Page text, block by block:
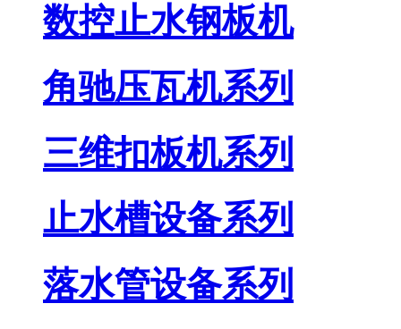
数控止水钢板机
角驰压瓦机系列
三维扣板机系列
止水槽设备系列
落水管设备系列